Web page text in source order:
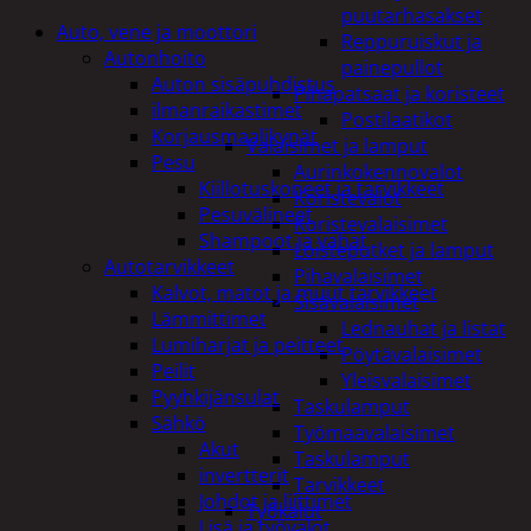
puutarhasakset
Reppuruiskut ja
painepullot
Pihapatsaat ja koristeet
Postilaatikot
Valaisimet ja lamput
Aurinkokennovalot
Koristevalot
Koristevalaisimet
Loisteputket ja lamput
Pihavalaisimet
Sisävalaisimet
Lednauhat ja listat
Pöytävalaisimet
Yleisvalaisimet
Taskulamput
Työmaavalaisimet
Taskulamput
Tarvikkeet
Työkalut
Auto, vene ja moottori
Autonhoito
Auton sisäpuhdistus
ilmanraikastimet
Korjausmaalikynät
Pesu
Kiillotuskoneet ja tarvikkeet
Pesuvälineet
Shampoot ja vahat
Autotarvikkeet
Kalvot, matot ja muut tarvikkeet
Lämmittimet
Lumiharjat ja peitteet
Peilit
Pyyhkijänsulat
Sähkö
Akut
invertterit
Johdot ja liittimet